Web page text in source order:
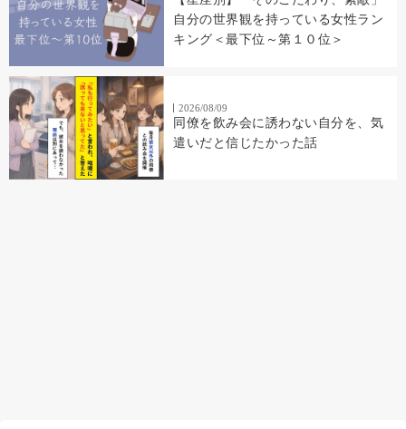
自分の世界観を持っている女性ラン
キング＜最下位～第１０位＞
2026/08/09
同僚を飲み会に誘わない自分を、気
遣いだと信じたかった話